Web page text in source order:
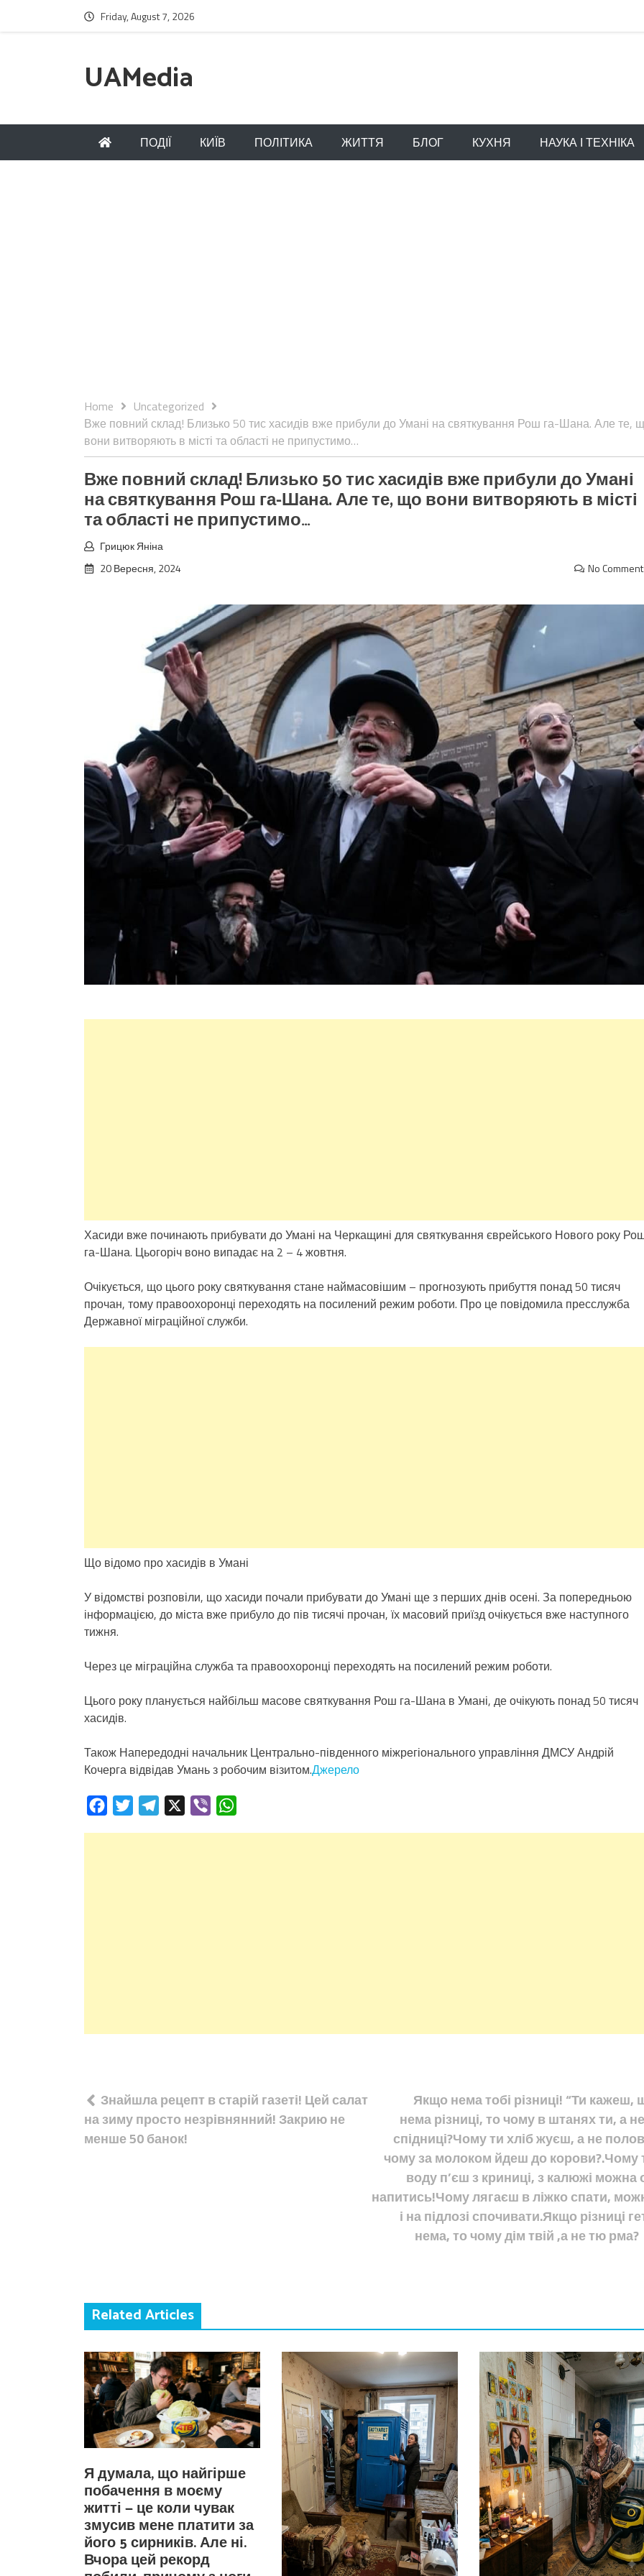
Friday, August 7, 2026
UAMedia
ПОДІЇ КИЇВ ПОЛІТИКА ЖИТТЯ БЛОГ КУХНЯ НАУКА І ТЕХНІКА
Home
Uncategorized
Вже повний склад! Близько 50 тис хасидів вже прибули до Умані на святкування Рош га-Шана. Але те,
вони витворяють в місті та області не припустимо…
Вже повний склад! Близько 50 тис хасидів вже прибули до Умані
на святкування Рош га-Шана. Але те, що вони витворяють в місті
та області не припустимо…
Грицюк Яніна
20 Вересня, 2024
No
Хасиди вже починають прибувати до Умані на Черкащині для святкування єврейського Нового року
га-Шана. Цьогоріч воно випадає на 2 – 4 жовтня.
Очікується, що цього року святкування стане наймасовішим – прогнозують прибуття понад 50 тисяч
прочан, тому правоохоронці переходять на посилений режим роботи. Про це повідомила пресслужба
Державної міграційної служби.
Що відомо про хасидів в Умані
У відомстві розповіли, що хасиди почали прибувати до Умані ще з перших днів осені. За попередньою
інформацією, до міста вже прибуло до пів тисячі прочан, їх масовий приїзд очікується вже наступного
тижня.
Через це міграційна служба та правоохоронці переходять на посилений режим роботи.
Цього року планується найбільш масове святкування Рош га-Шана в Умані, де очікують понад 50 тисяч
хасидів.
Також Напередодні начальник Центрально-південного міжрегіонального управління ДМСУ Андрій
Кочерга відвідав Умань з робочим візитом.Джерело
FacebookTwitterTelegram Viber
Навігація
записів
Знайшла рецепт в старій газеті! Цей салат
на зиму просто незрівнянний! Закрию не
менше 50 банок!
Якщо нема тобі різниці! “Ти кажеш,
нема різниці, то чому в штанях ти, а
спідниці?Чому ти хліб жуєш, а не
чому за молоком йдеш до корови?.Чому
воду п’єш з криниці, з калюжі можна
напитись!Чому лягаєш в ліжко спати,
і на підлозі спочивати.Якщо різниці
нема, то чому дім твій ,а не тю рма?
Related Articles
Я думала, що найгірше
побачення в моєму
житті — це коли чувак
змусив мене платити за
його 5 сирників. Але ні.
Вчора цей рекорд